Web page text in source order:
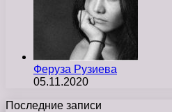
Феруза Рузиева
05.11.2020
Последние записи